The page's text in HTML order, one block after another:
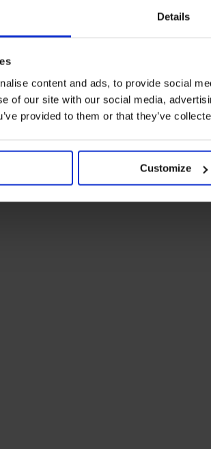
Details
content and ads, to provide social
of our site with our social media,
provided to them or that they’ve
Customize